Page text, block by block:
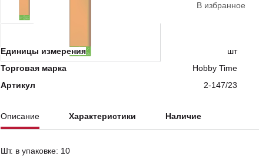
В избранное
Единицы измерения шт
Торговая марка
Hobby Time
Артикул
2-147/23
Описание Характеристики Наличие
Шт. в упаковке: 10